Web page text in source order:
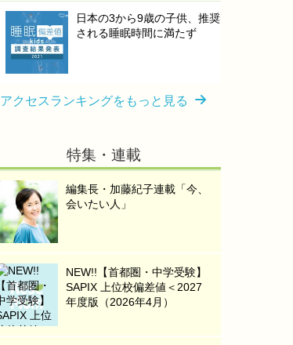
日本の3から9歳の子供、推奨
される睡眠時間に満たず
アクセスランキングをもっと見る
特集・連載
編集長・加藤紀子連載「今、
会いたい人」
NEW!!【首都圏・中学受験】
SAPIX 上位校偏差値＜2027
年度版（2026年4月）